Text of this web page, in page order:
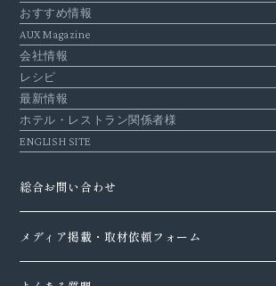
おすすめ情報
AUX Magazine
会社情報
レシピ
最新情報
ホテル・レストラン関係者様
ENGLISH SITE
総合お問い合わせ
メディア掲載・取材依頼フォーム